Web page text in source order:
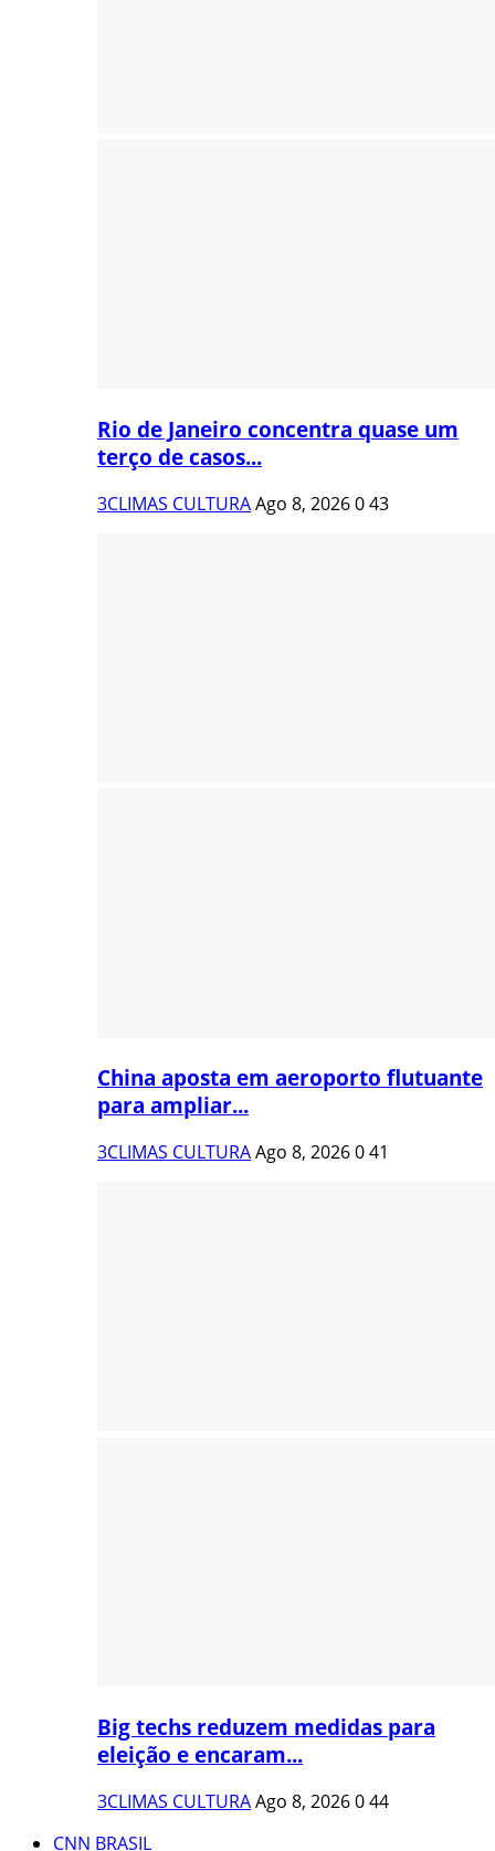
Rio de Janeiro concentra quase um
terço de casos...
3CLIMAS CULTURAAgo 8, 2026043
China aposta em aeroporto flutuante
para ampliar...
3CLIMAS CULTURAAgo 8, 2026041
Big techs reduzem medidas para
eleição e encaram...
3CLIMAS CULTURAAgo 8, 2026044
CNN BRASIL